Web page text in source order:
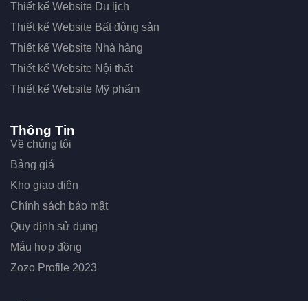
Thiết kế Website Du lịch
Thiết kế Website Bất động sản
Thiết kế Website Nhà hàng
Thiết kế Website Nội thất
Thiết kế Website Mỹ phẩm
Thông Tin
Về chúng tôi
Bảng giá
Kho giao diện
Chính sách bảo mật
Quy định sử dụng
Mẫu hợp đồng
Zozo Profile 2023